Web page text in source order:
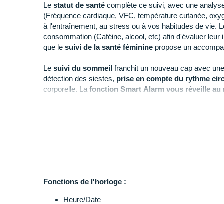
Le statut de santé complète ce suivi, avec une
(Fréquence cardiaque, VFC, température cutanée,
à l'entraînement, au stress ou à vos habitudes de vie.
consommation (Caféine, alcool, etc) afin d'évaluer
que le suivi de la santé féminine propose un
Le suivi du sommeil franchit un nouveau cap avec
détection des siestes, prise en compte du rythme
corporelle. La fonction Smart Alarm vous réveille au
dynamiques et la puissance de course,
Fonctions de l'horloge :
Heure/Date